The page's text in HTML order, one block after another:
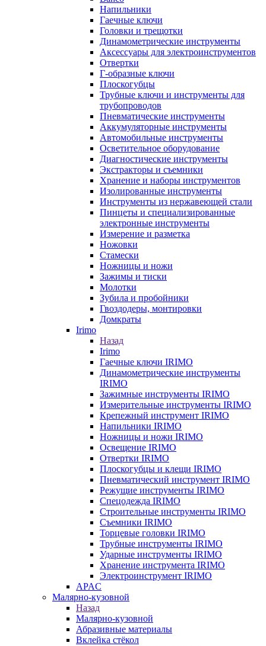
Напильники
Гаечные ключи
Головки и трещотки
Динамометрические инструменты
Аксессуары для электроинструментов
Отвертки
Г-образные ключи
Плоскогубцы
Трубные ключи и инструменты для
трубопроводов
Пневматические инструменты
Аккумуляторные инструменты
Автомобильные инструменты
Осветительное оборудование
Диагностические инструменты
Экстракторы и съемники
Хранение и наборы инструментов
Изолированные инструменты
Инструменты из нержавеющей стали
Пинцеты и специализированные
электронные инструменты
Измерение и разметка
Ножовки
Стамески
Ножницы и ножи
Зажимы и тиски
Молотки
Зубила и пробойники
Гвоздодеры, монтировки
Домкраты
Irimo
Назад
Irimo
Гаечные ключи IRIMO
Динамометрические инструменты
IRIMO
Зажимные инструменты IRIMO
Измерительные инструменты IRIMO
Крепежный инструмент IRIMO
Напильники IRIMO
Ножницы и ножи IRIMO
Освещение IRIMO
Отвертки IRIMO
Плоскогубцы и клещи IRIMO
Пневматический инструмент IRIMO
Режущие инструменты IRIMO
Спецодежда IRIMO
Строительные инструменты IRIMO
Съемники IRIMO
Торцевые головки IRIMO
Трубные инструменты IRIMO
Ударные инструменты IRIMO
Хранение инструмента IRIMO
Электроинструмент IRIMO
APAC
Малярно-кузовной
Назад
Малярно-кузовной
Абразивные материалы
Вклейка стёкол